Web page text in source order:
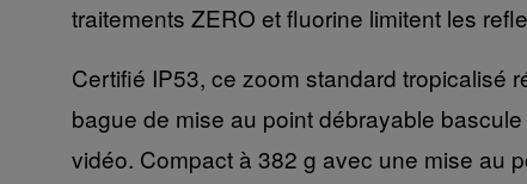
traitements ZERO et fluorine limitent les
Certifié IP53, ce zoom standard tropicalisé
bague de mise au point débrayable
vidéo. Compact à 382 g avec une mise au